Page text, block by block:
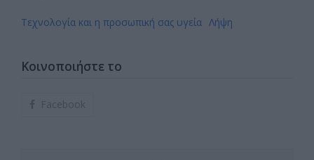
Τεχνολογία και η προσωπική σας υγεία Λήψη
Κοινοποιήστε το
Facebook